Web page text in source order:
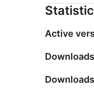
Active